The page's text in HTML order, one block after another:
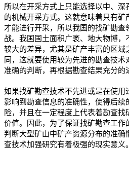
所以在开采方式上只能选择以中、
的机械开采方式。这就意味着只有
才能进行开采，所以我国的找矿勘
战。我国国土面积广袤、地大物博
较大的差异，尤其是矿产丰富的区域
同，这就要使用较为先进的勘查技
准确的判断，再根据勘查结果充分的
如果找矿勘查技术不先进或是在使
影响到勘查信息的准确性，使得后续
险，并且在一定程度上代表着勘查
价值。因此，为了保证找矿勘查工作
判断大型矿山中矿产资源分布的准确
查技术加强研究有着极强的现实意义。